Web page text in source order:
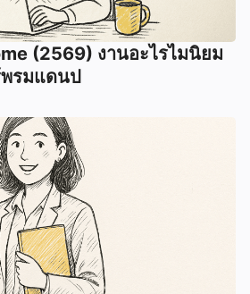
(2569) งานอะไรไมนิยม
รมแดนป